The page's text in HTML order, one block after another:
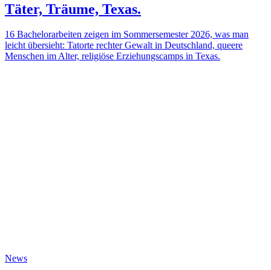
Täter, Träume, Texas.
16 Bachelorarbeiten zeigen im Sommersemester 2026, was man
leicht übersieht: Tatorte rechter Gewalt in Deutschland, queere
Menschen im Alter, religiöse Erziehungscamps in Texas.
News